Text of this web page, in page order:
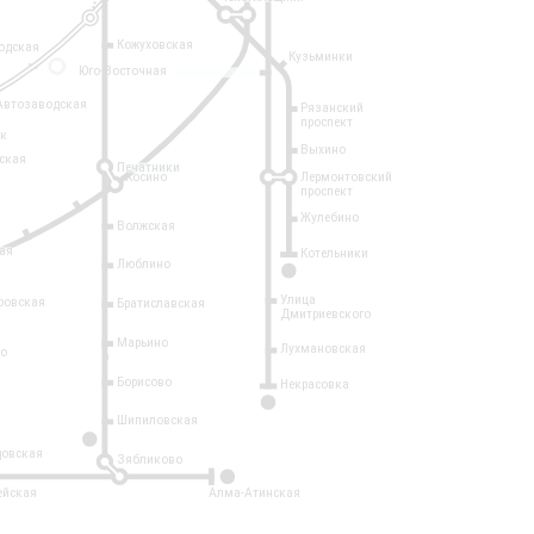
2
14
Кузьминки
Рязанский
проспект
Выхино
Лермонтовский
проспект
Жулебино
Котельники
Кожуховская
Печатники
Волжская
Люблино
Братиславская
Марьино
Борисово
Шипиловская
Зябликово
Алма-Атинская
Улица
Дмитриевского
Лухмановская
Некрасовка
Косино
Юго-Восточная